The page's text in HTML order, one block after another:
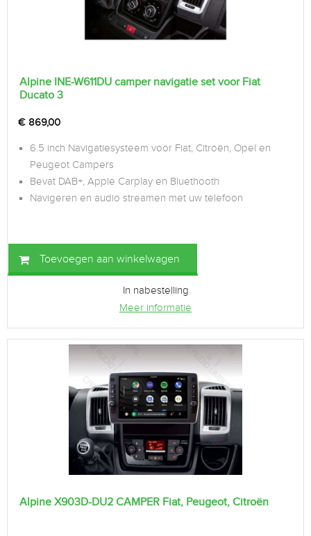
Alpine INE-W611DU camper navigatie set voor Fiat
Ducato 3
€ 869,00
6.5 inch Navigatiesysteem voor Fiat, Citroën, Opel en
Peugeot Campers
Bevat DAB+, Apple Carplay en Bluethooth
Navigeren en audio streamen met uw telefoon
Toevoegen aan winkelwagen
In nabestelling
Meer informatie
Alpine X903D-DU2 CAMPER Fiat, Peugeot, Citroën